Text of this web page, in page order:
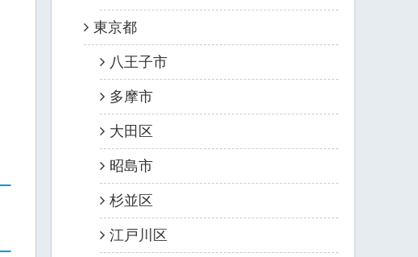
東京都
八王子市
多摩市
大田区
昭島市
杉並区
江戸川区